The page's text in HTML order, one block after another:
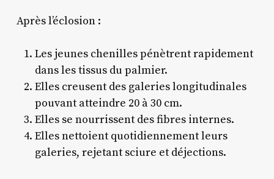
Après l’éclosion :
Les jeunes chenilles pénètrent rapidement
dans les tissus du palmier.
Elles creusent des galeries longitudinales
pouvant atteindre 20 à 30 cm.
Elles se nourrissent des fibres internes.
Elles nettoient quotidiennement leurs
galeries, rejetant sciure et déjections.